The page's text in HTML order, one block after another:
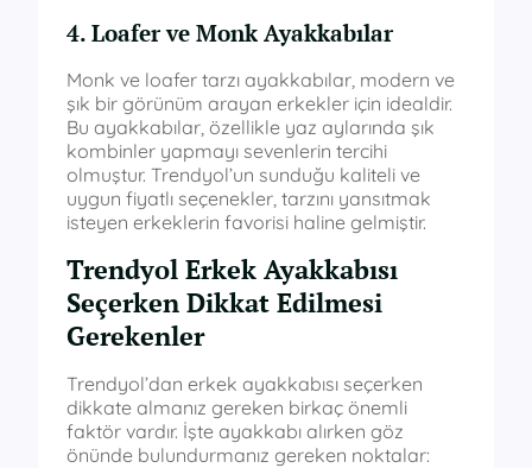
4. Loafer ve Monk Ayakkabılar
Monk ve loafer tarzı ayakkabılar, modern ve
şık bir görünüm arayan erkekler için idealdir.
Bu ayakkabılar, özellikle yaz aylarında şık
kombinler yapmayı sevenlerin tercihi
olmuştur. Trendyol’un sunduğu kaliteli ve
uygun fiyatlı seçenekler, tarzını yansıtmak
isteyen erkeklerin favorisi haline gelmiştir.
Trendyol Erkek Ayakkabısı
Seçerken Dikkat Edilmesi
Gerekenler
Trendyol’dan erkek ayakkabısı seçerken
dikkate almanız gereken birkaç önemli
faktör vardır. İşte ayakkabı alırken göz
önünde bulundurmanız gereken noktalar: